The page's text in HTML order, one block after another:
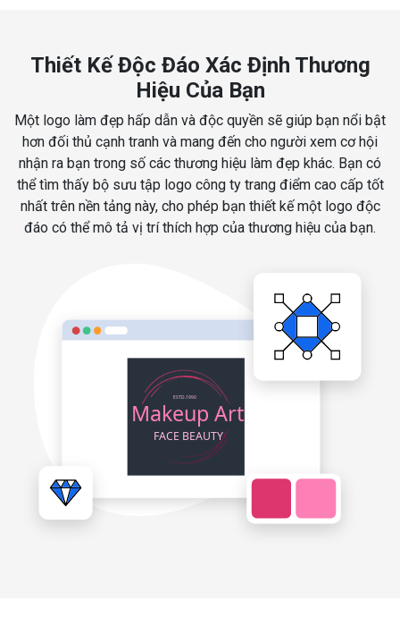
Thiết Kế Độc Đáo Xác Định Thương
Hiệu Của Bạn
Một logo làm đẹp hấp dẫn và độc quyền sẽ giúp bạn nổi bật
hơn đối thủ cạnh tranh và mang đến cho người xem cơ hội
nhận ra bạn trong số các thương hiệu làm đẹp khác. Bạn có
thể tìm thấy bộ sưu tập logo công ty trang điểm cao cấp tốt
nhất trên nền tảng này, cho phép bạn thiết kế một logo độc
đáo có thể mô tả vị trí thích hợp của thương hiệu của bạn.